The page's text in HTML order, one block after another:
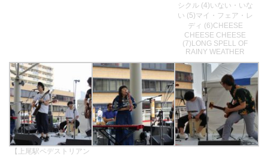
シクル (4)いない・いな
い (5)マイ・フェア・レ
ディ (6)CHEESE
CHEESE CHEESE
(7)LONG SPELL OF
RAINY WEATHER
【上尾駅ペデストリアン